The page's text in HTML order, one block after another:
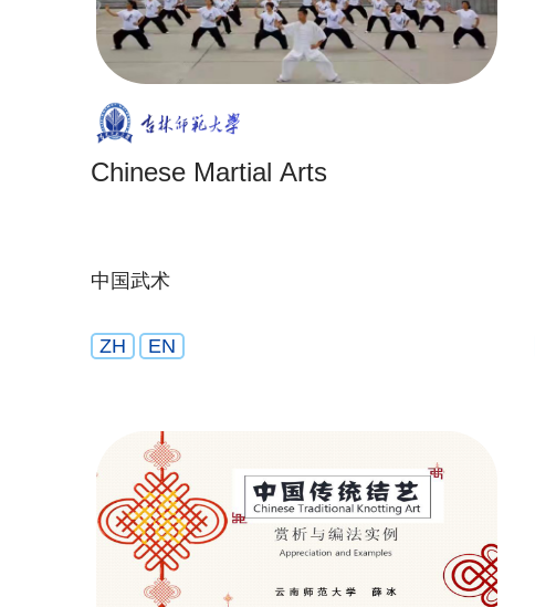
Chinese Martial Arts
中国武术
ZH EN